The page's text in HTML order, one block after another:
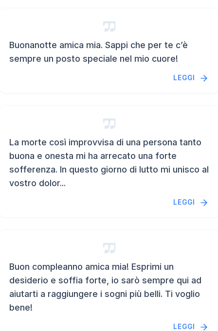
Buonanotte amica mia. Sappi che per te c’è
sempre un posto speciale nel mio cuore!
LEGGI
La morte così improvvisa di una persona tanto
buona e onesta mi ha arrecato una forte
sofferenza. In questo giorno di lutto mi unisco al
vostro dolor...
LEGGI
Buon compleanno amica mia! Esprimi un
desiderio e soffia forte, io sarò sempre qui ad
aiutarti a raggiungere i sogni più belli. Ti voglio
bene!
LEGGI